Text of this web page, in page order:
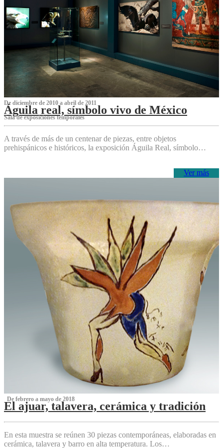
De diciembre de 2010 a abril de 2011
Águila real, símbolo vivo de México
Sala de exposiciones temporales
A través de más de un centenar de piezas, entre objetos
prehispánicos e históricos, la exposición Águila Real, símbolo…
Ver más
‌ De febrero a mayo de 2018
El ajuar, talavera, cerámica y tradición
‌
En esta muestra se reúnen 30 piezas contemporáneas, elaboradas en
cerámica, talavera y barro en alta temperatura. Los…